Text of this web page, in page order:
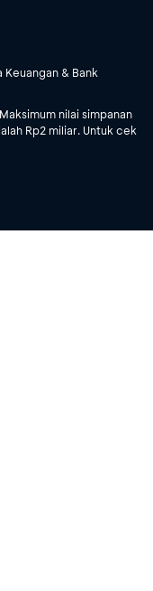
& Bank
nilai simpanan
Rp2 miliar. Untuk cek